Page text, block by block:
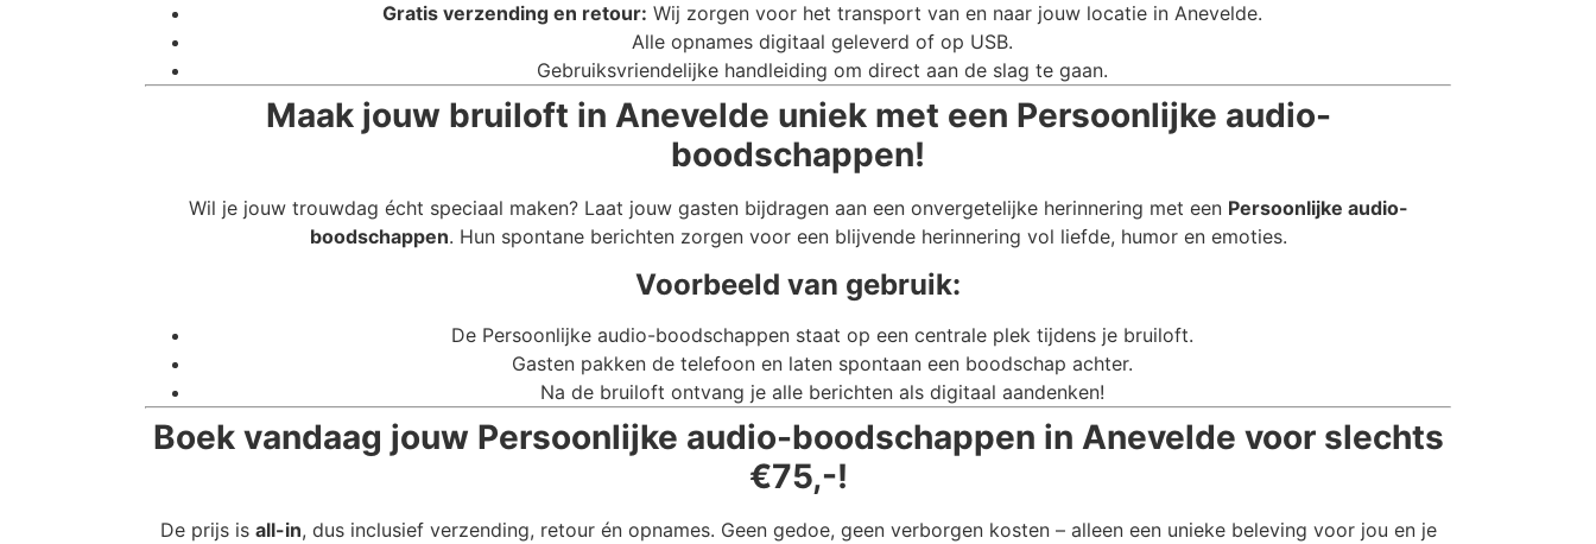
Gratis verzending en retour: Wij zorgen voor het transport van en naar jouw locatie in Anevelde.
Alle opnames digitaal geleverd of op USB.
Gebruiksvriendelijke handleiding om direct aan de slag te gaan.
Maak jouw bruiloft in Anevelde uniek met een Persoonlijke audio-
boodschappen!
Wil je jouw trouwdag écht speciaal maken? Laat jouw gasten bijdragen aan een onvergetelijke herinnering met een Persoonlijke audio-
boodschappen. Hun spontane berichten zorgen voor een blijvende herinnering vol liefde, humor en emoties.
Voorbeeld van gebruik:
De Persoonlijke audio-boodschappen staat op een centrale plek tijdens je bruiloft.
Gasten pakken de telefoon en laten spontaan een boodschap achter.
Na de bruiloft ontvang je alle berichten als digitaal aandenken!
Boek vandaag jouw Persoonlijke audio-boodschappen in Anevelde voor slechts
€75,-!
De prijs is all-in, dus inclusief verzending, retour én opnames. Geen gedoe, geen verborgen kosten – alleen een unieke beleving voor jou en je